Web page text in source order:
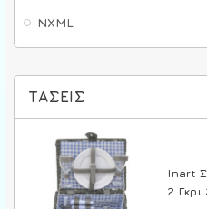
NXML
ΤΆΣΕΙΣ
Inart
2 Γκρι